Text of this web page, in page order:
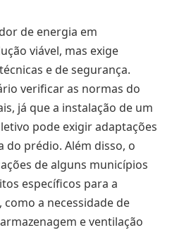
de energia em
viável, mas exige
e de segurança.
verificar as normas do
já que a instalação de um
pode exigir adaptações
prédio. Além disso, o
de alguns municípios
específicos para a
a necessidade de
e ventilação